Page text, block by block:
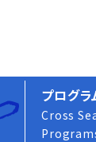
プログ
Cross